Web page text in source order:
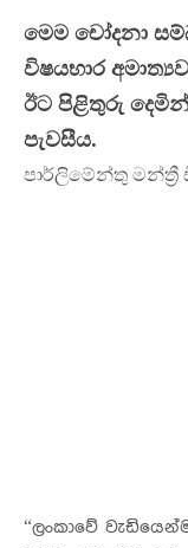
මෙම චෝදනා
විෂයභාර
ඊට පිළිතුරු
පැවසීය.
පාර්ලිමේන්තු මන්ත්‍රී
“ලංකාවේ